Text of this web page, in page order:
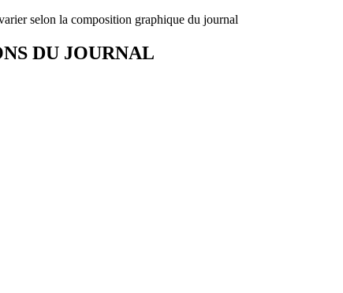
selon la composition graphique du journal
DU JOURNAL